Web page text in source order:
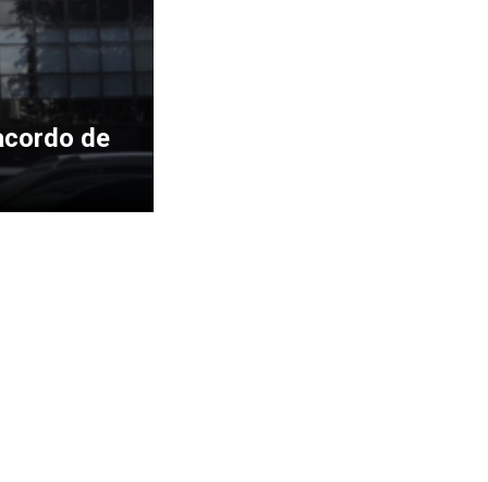
de